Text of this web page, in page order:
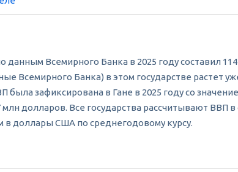
Всемирного Банка в 2025 году составил
Всемирного Банка) в этом государстве растет
была зафиксирована в Гане в 2025 году со
млн долларов. Все государства рассчитывают
доллары США по среднегодовому курсу.